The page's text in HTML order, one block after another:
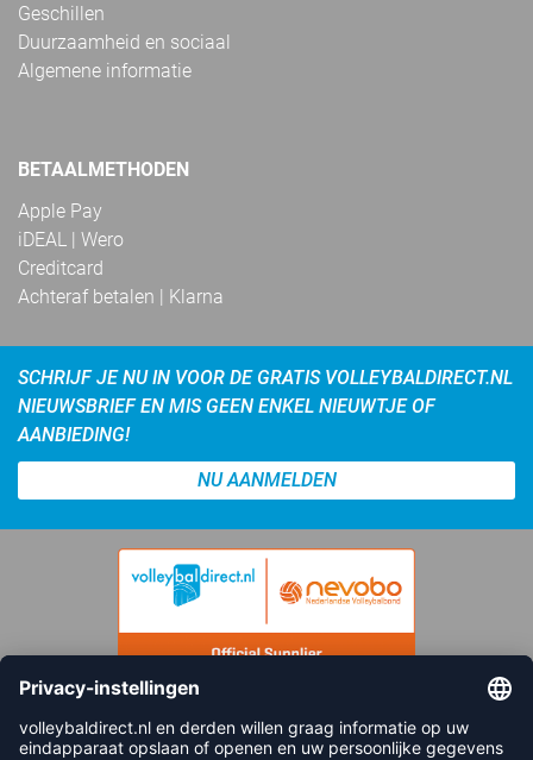
Geschillen
Duurzaamheid en sociaal
Algemene informatie
BETAALMETHODEN
Apple Pay
iDEAL | Wero
Creditcard
Achteraf betalen | Klarna
SCHRIJF JE NU IN VOOR DE GRATIS VOLLEYBALDIRECT.NL
NIEUWSBRIEF EN MIS GEEN ENKEL NIEUWTJE OF
AANBIEDING!
NU AANMELDEN